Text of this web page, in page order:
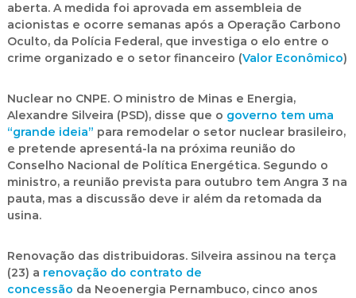
aberta. A medida foi aprovada em assembleia de
acionistas e ocorre semanas após a Operação Carbono
Oculto, da Polícia Federal, que investiga o elo entre o
crime organizado e o setor financeiro (Valor Econômico)
Nuclear no CNPE.O ministro de Minas e Energia,
Alexandre Silveira (PSD), disse que o governo tem uma
“grande ideia” para remodelar o setor nuclear brasileiro,
e pretende apresentá-la na próxima reunião do
Conselho Nacional de Política Energética. Segundo o
ministro, a reunião prevista para outubro tem Angra 3 na
pauta, mas a discussão deve ir além da retomada da
usina.
Renovação das distribuidoras.Silveira assinou na terça
(23) a renovação do contrato de
concessão da Neoenergia Pernambuco, cinco anos